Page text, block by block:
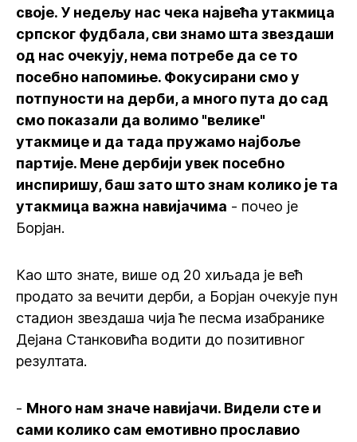
своје. У недељу нас чека највећа утакмица
српског фудбала, сви знамо шта звездаши
од нас очекују, нема потребе да се то
посебно напомиње. Фокусирани смо у
потпуности на дерби, а много пута до сад
смо показали да волимо "велике"
утакмице и да тада пружамо најбоље
партије. Мене дербији увек посебно
инспиришу, баш зато што знам колико је та
утакмица важна навијачима - почео је
Борјан.
Као што знате, више од 20 хиљада је већ
продато за вечити дерби, а Борјан очекује пун
стадион звездаша чија ће песма изабранике
Дејана Станковића водити до позитивног
резултата.
- Много нам значе навијачи. Видели сте и
сами колико сам емотивно прославио